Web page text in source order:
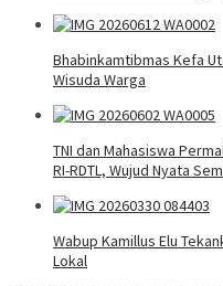
Bhabinkamtibmas Kefa
Wisuda Warga
TNI dan Mahasiswa
RI-RDTL, Wujud Nyata
Wabup Kamillus Elu
Lokal